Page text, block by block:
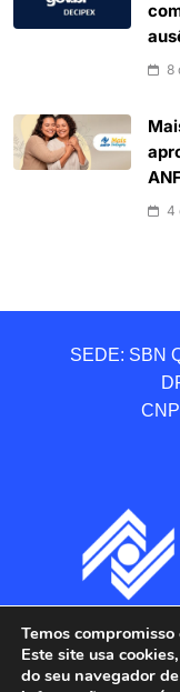
8
4
SEDE: SBN
Temos
Este site usa
do seu navegador